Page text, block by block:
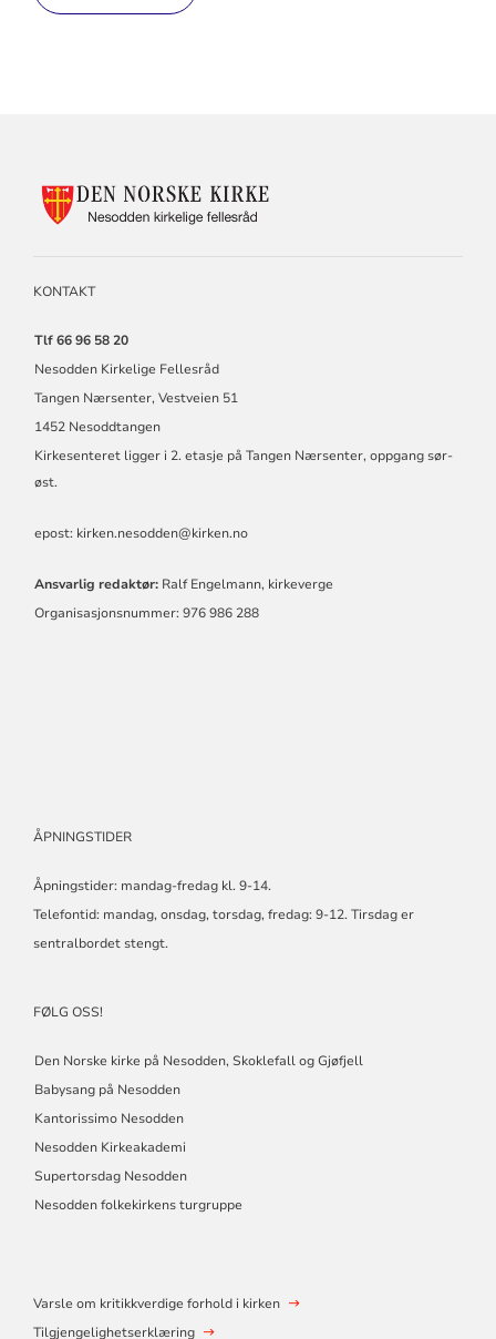
KONTAKT
Tlf 66 96 58 20
Nesodden Kirkelige Fellesråd
Tangen Nærsenter, Vestveien 51
1452 Nesoddtangen
Kirkesenteret ligger i 2. etasje på Tangen Nærsenter, oppgang sør-
øst.
epost: kirken.nesodden@kirken.no
Ansvarlig redaktør: Ralf Engelmann, kirkeverge
Organisasjonsnummer: 976 986 288
ÅPNINGSTIDER
Åpningstider: mandag-fredag kl. 9-14.
Telefontid: mandag, onsdag, torsdag, fredag: 9-12. Tirsdag er
sentralbordet stengt.
FØLG OSS!
Den Norske kirke på Nesodden, Skoklefall og Gjøfjell
Babysang på Nesodden
Kantorissimo Nesodden
Nesodden Kirkeakademi
Supertorsdag Nesodden
Nesodden folkekirkens turgruppe
Varsle om kritikkverdige forhold i kirken
Tilgjengelighetserklæring